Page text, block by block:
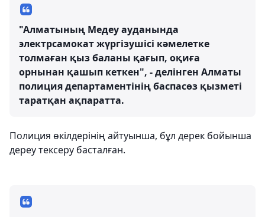
"Алматының Медеу ауданында
электрсамокат жүргізушісі кәмелетке
толмаған қыз баланы қағып, оқиға
орнынан қашып кеткен", - делінген Алматы
полиция департаментінің баспасөз қызметі
таратқан ақпаратта.
Полиция өкілдерінің айтуынша, бұл дерек бойынша
дереу тексеру басталған.